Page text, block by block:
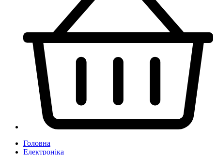
Головна
Електроніка